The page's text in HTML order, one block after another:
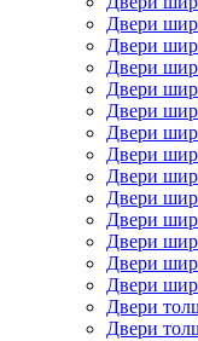
Двери
Двери
Двери
Двери
Двери
Двери
Двери
Двери
Двери
Двери
Двери
Двери
Двери
Двери
Двери